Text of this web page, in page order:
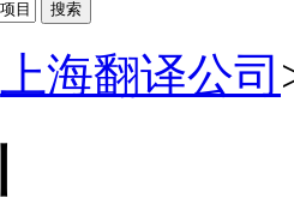
上海翻译公司